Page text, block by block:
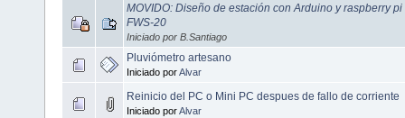
MOVIDO: Diseño de estación con Arduino y raspberry
FWS-20
Iniciado por B.Santiago
Pluviómetro artesano
Iniciado porAlvar
Reinicio del PC o Mini PC despues de fallo de corriente
Iniciado porAlvar